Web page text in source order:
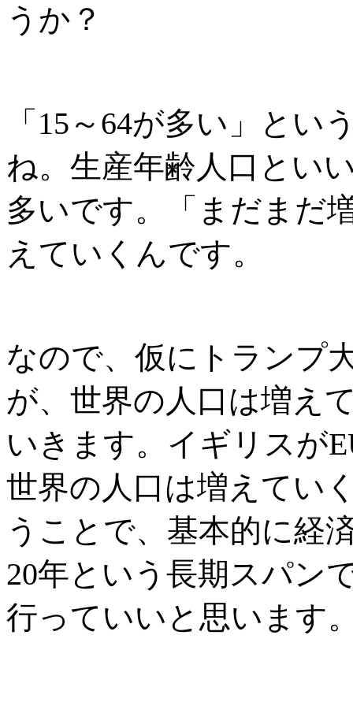
うか？
「 15 ～ 64が多い」とい
ね。生産年齢人口とい
多いです。「まだまだ
えていくんです。
なので、仮にトランプ
が、世界の人口は増え
いきます。イギリスが
世界の人口は増えてい
うことで、基本的に経
20年という長期スパン
行っていいと思います